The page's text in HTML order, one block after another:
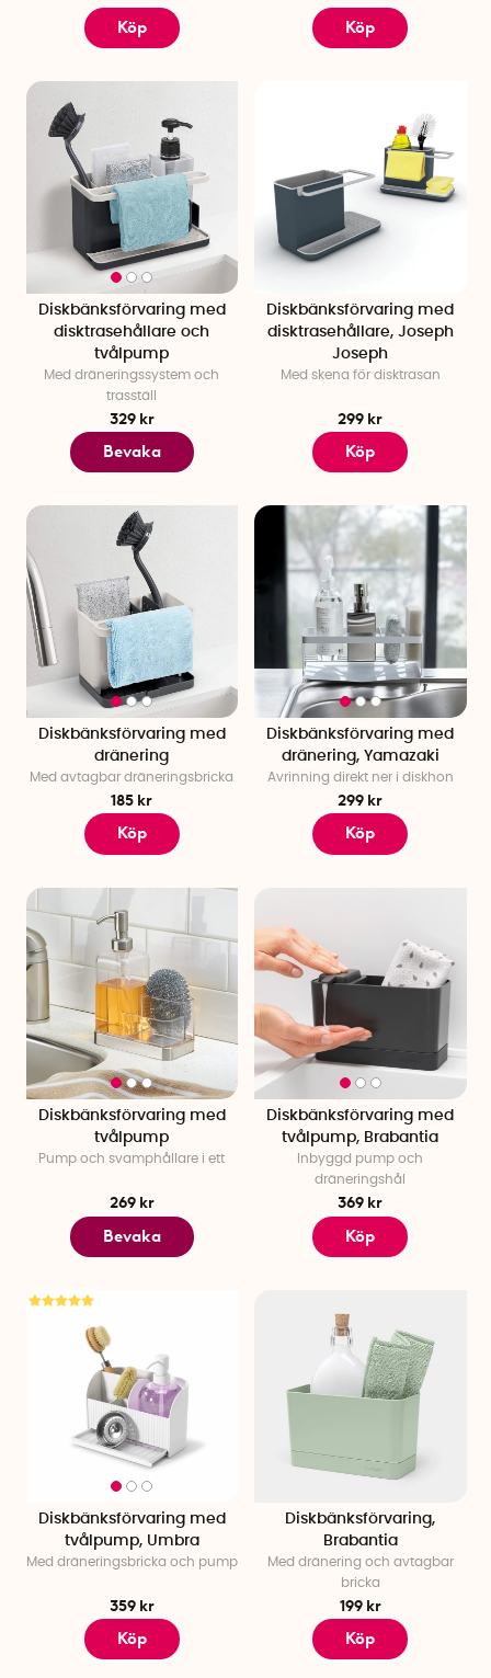
Köp Köp
Diskbänksförvaring med
disktrasehållare och
tvålpump
Med dräneringssystem och
trasställ
329 kr
Bevaka
Diskbänksförvaring med
disktrasehållare, Joseph
Joseph
Med skena för disktrasan
299 kr
Köp
Diskbänksförvaring med
dränering
Med avtagbar dräneringsbricka
185 kr
Köp
Diskbänksförvaring med
dränering, Yamazaki
Avrinning direkt ner i diskhon
299 kr
Köp
Diskbänksförvaring med
tvålpump
Pump och svamphållare i ett
269 kr
Bevaka
Diskbänksförvaring med
tvålpump, Brabantia
Inbyggd pump och
dräneringshål
369 kr
Köp
Diskbänksförvaring med
tvålpump, Umbra
Med dräneringsbricka och pump
359 kr
Köp
Diskbänksförvaring,
Brabantia
Med dränering och avtagbar
bricka
199 kr
Köp